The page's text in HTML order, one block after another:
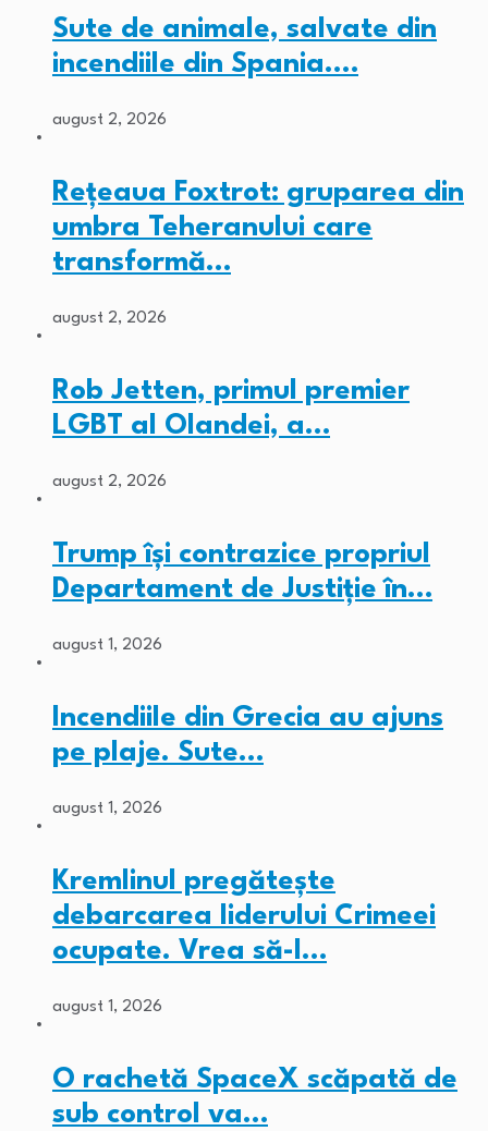
Sute de animale, salvate din
incendiile din Spania.…
august 2, 2026
Rețeaua Foxtrot: gruparea din
umbra Teheranului care
transformă…
august 2, 2026
Rob Jetten, primul premier
LGBT al Olandei, a…
august 2, 2026
Trump își contrazice propriul
Departament de Justiție în…
august 1, 2026
Incendiile din Grecia au ajuns
pe plaje. Sute…
august 1, 2026
Kremlinul pregătește
debarcarea liderului Crimeei
ocupate. Vrea să-l…
august 1, 2026
O rachetă SpaceX scăpată de
sub control va…